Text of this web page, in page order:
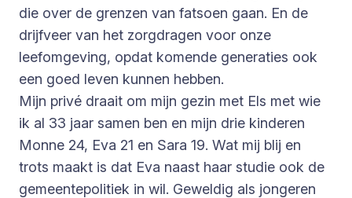
die over de grenzen van fatsoen gaan. En de
drijfveer van het zorgdragen voor onze
leefomgeving, opdat komende generaties ook
een goed leven kunnen hebben.
Mijn privé draait om mijn gezin met Els met wie
ik al 33 jaar samen ben en mijn drie kinderen
Monne 24, Eva 21 en Sara 19. Wat mij blij en
trots maakt is dat Eva naast haar studie ook de
gemeentepolitiek in wil. Geweldig als jongeren